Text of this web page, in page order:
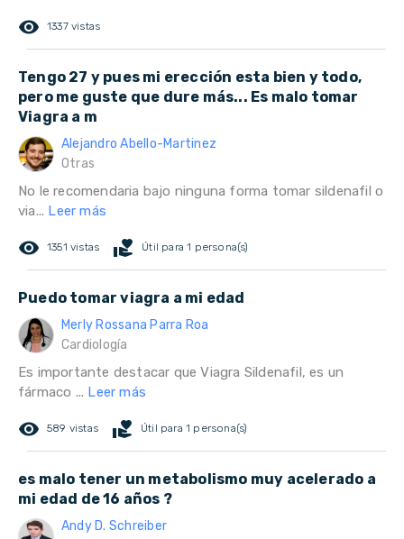
remove_red_eye 1337 vistas
Tengo 27 y pues mi erección esta bien y todo,
pero me guste que dure más... Es malo tomar
Viagra a m
Alejandro Abello-Martinez
Otras
No le recomendaria bajo ninguna forma tomar sildenafil o
via... Leer más
remove_red_eye 1351 vistas volunteer_activism Útil para 1 persona(s)
Puedo tomar viagra a mi edad
Merly Rossana Parra Roa
Cardiología
Es importante destacar que Viagra Sildenafil, es un
fármaco ... Leer más
remove_red_eye 589 vistas volunteer_activism Útil para 1 persona(s)
es malo tener un metabolismo muy acelerado a
mi edad de 16 años ?
Andy D. Schreiber